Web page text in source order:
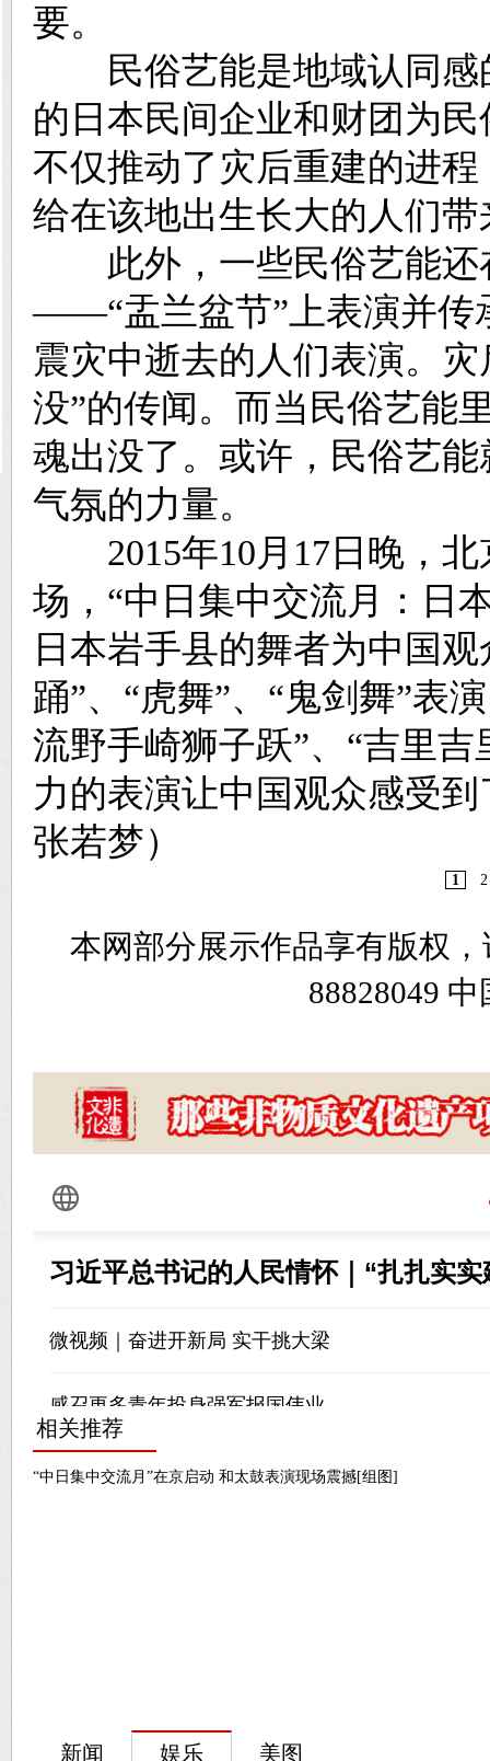
要。
民俗艺能是地域认同感
的日本民间企业和财团为
不仅推动了灾后重建的进
给在该地出生长大的人们
此外，一些民俗艺能还
——“盂兰盆节”上表演并传
震灾中逝去的人们表演。 灾
没”的传闻。而当民俗艺能
魂出没了。或许，民俗艺
气氛的力量。
2015年10月17日晚，北
场 ，“中日集中交流月：日
日本岩手县的舞者为中国
踊”、“虎舞”、“鬼剑舞”表
流野手崎狮子跃”、“吉里
力的表演让中国观众感受
张若梦）
1 2
本网部分展示作品享有版权
88828049
相关推荐
“中日集中交流月”在京启动 和太鼓表演现场震撼[组图]